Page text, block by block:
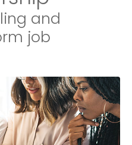
and
job